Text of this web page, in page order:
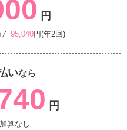
円
⁄ 95,040円(年2回)
いなら
円
算なし